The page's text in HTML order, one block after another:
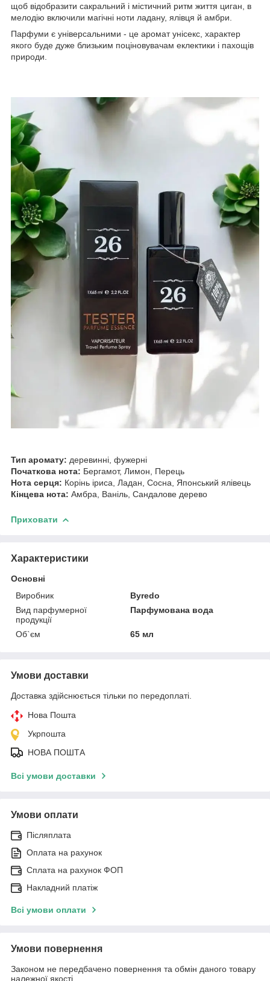
щоб відобразити сакральний і містичний ритм життя циган, в
мелодію включили магічні ноти ладану, ялівця й амбри.
Парфуми є універсальними - це аромат унісекс, характер
якого буде дуже близьким поціновувачам еклектики і пахощів
природи.
Тип аромату: деревинні, фужерні
Початкова нота: Бергамот, Лимон, Перець
Нота серця: Корінь іриса, Ладан, Сосна, Японський ялівець
Кінцева нота: Амбра, Ваніль, Сандалове дерево
Приховати
Характеристики
Основні
Виробник
Byredo
Вид парфумерної
продукції
Парфумована вода
Об`єм 65 мл
Умови доставки
Доставка здійснюється тільки по передоплаті.
Нова Пошта
Укрпошта
НОВА ПОШТА
Всі умови доставки
Умови оплати
Післяплата
Оплата на рахунок
Сплата на рахунок ФОП
Накладний платіж
Всі умови оплати
Умови повернення
Законом не передбачено повернення та обмін даного товару
належної якості